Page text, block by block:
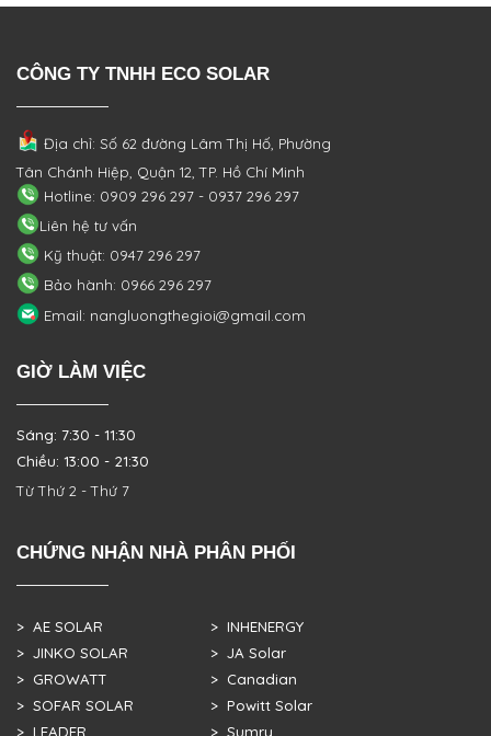
CÔNG TY TNHH ECO SOLAR
Địa chỉ: Số 62 đường Lâm Thị Hố, Phường
Tân Chánh Hiệp, Quận 12, TP. Hồ Chí Minh
Hotline: 0909 296 297 - 0937 296 297
Liên hệ tư vấn
Kỹ thuật: 0947 296 297
Bảo hành: 0966 296 297
Email: nangluongthegioi@gmail.com
GIỜ LÀM VIỆC
Sáng: 7:30 - 11:30
Chiều: 13:00 - 21:30
Từ Thứ 2 - Thứ 7
CHỨNG NHẬN NHÀ PHÂN PHỐI
> AE SOLAR
> JINKO SOLAR
> GROWATT
> SOFAR SOLAR
> LEADER
> INHENERGY
> JA Solar
> Canadian
> Powitt Solar
> Sumry